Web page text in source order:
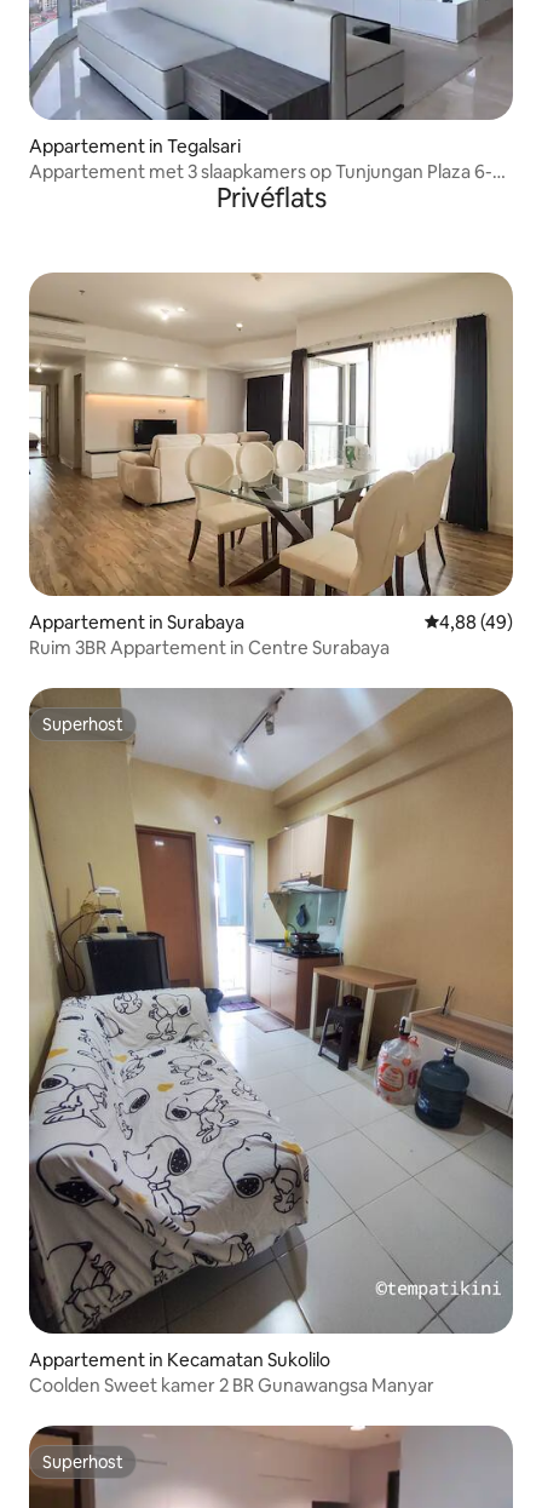
Appartement in Tegalsari
Appartement met 3 slaapkamers op Tunjungan Plaza 6-
Privéflats
Appartement in Surabaya Gemiddelde
4,88 (49)
Ruim 3BR Appartement in Centre Surabaya
Superhost
Superhost
Appartement in Kecamatan Sukolilo
Coolden Sweet kamer 2 BR Gunawangsa Manyar
Superhost
Superhost